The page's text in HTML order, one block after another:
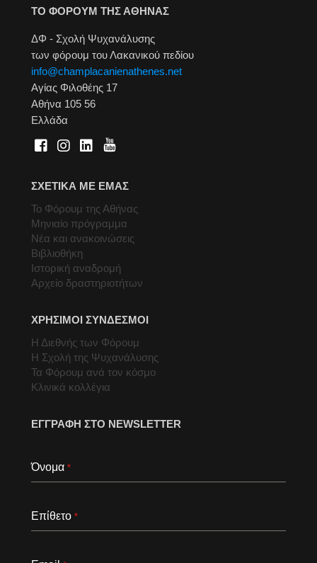
ΤΟ ΦΟΡΟΥΜ ΤΗΣ ΑΘΗΝΑΣ
ΔΦ - Σχολή Ψυχανάλυσης
των φόρουμ του Λακανικού πεδίου
info@champlacanienathenes.net
Αγίας Φιλοθέης 17
Αθήνα 105 56
Ελλάδα
ΣΧΕΤΙΚΑ ΜΕ ΕΜΑΣ
Το Φόρουμ της Αθήνας
Μηνιαίο πρόγραμμα
Νέα και ανακοινώσεις
Βιβλιοθήκη
Ιστορική αναδρομή
Αρχείο δραστηριοτήτων
ΧΡΗΣΙΜΟΙ ΣΥΝΔΕΣΜΟΙ
Η Διεθνής των Φόρουμ
Η Σχολή της Ψυχανάλυσης
Τα Φόρουμ ανά τον κόσμο
Κλινικά κολλέγια
ΕΓΓΡΑΦΗ ΣΤΟ NEWSLETTER
Όνομα *
Επίθετο *